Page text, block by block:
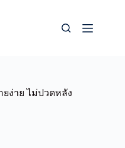
ง่าย ไม่ปวดหลัง